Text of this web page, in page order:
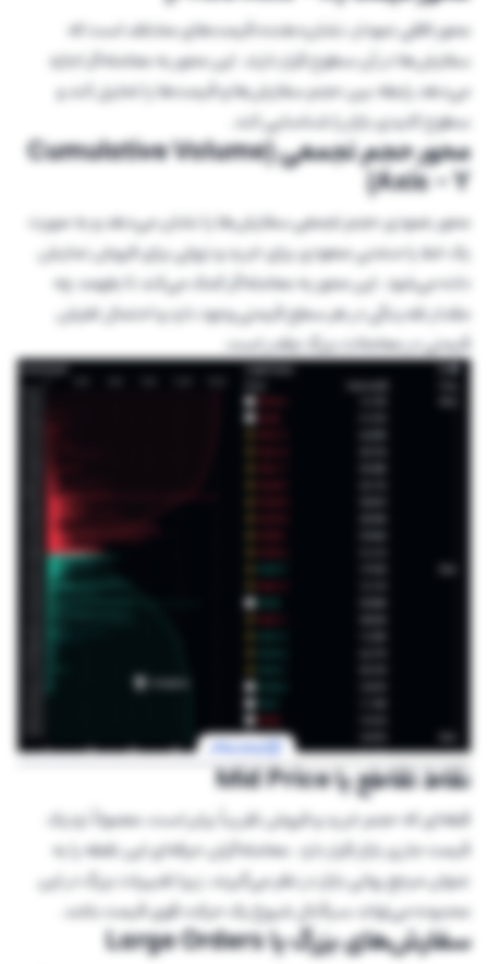
محور افقی نمودار، نشان‌دهنده قیمت‌های مختلف است که
سفارش‌ها در آن سطوح قرار دارند. این محور به معامله‌گر اجازه
می‌دهد رابطه بین حجم سفارش‌ها و قیمت‌ها را تحلیل کند و
سطوح کلیدی بازار را شناسایی کند.
محور حجم تجمعی (Cumulative Volume
Axis – Y)
محور عمودی حجم تجمعی سفارش‌ها را نشان می‌دهد و به صورت
یک خط یا منحنی صعودی برای خرید و نزولی برای فروش نمایش
داده می‌شود. این محور به معامله‌گر کمک می‌کند تا بفهمد چه
مقدار نقدینگی در هر سطح قیمتی وجود دارد و احتمال لغزش
قیمتی در معاملات بزرگ چقدر است.
نقاط تقاطع یا Mid Price
قطه‌ای که حجم خرید و فروش تقریباً برابر است، معمولاً نزدیک
قیمت جاری بازار قرار دارد. معامله‌گران حرفه‌ای این نقطه را به
عنوان مرجع روانی بازار در نظر می‌گیرند، زیرا تغییرات بزرگ در این
محدوده می‌تواند سیگنال شروع یک حرکت قوی قیمت باشد.
سفارش‌های بزرگ یا Large Orders